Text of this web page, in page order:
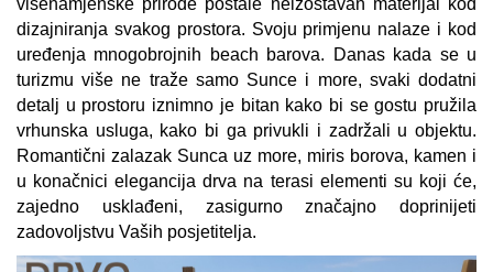
dizajniranja svakog prostora. Svoju primjenu nalaze i kod
uređenja mnogobrojnih beach barova. Danas kada se u
turizmu više ne traže samo Sunce i more, svaki dodatni
detalj u prostoru iznimno je bitan kako bi se gostu pružila
vrhunska usluga, kako bi ga privukli i zadržali u objektu.
Romantični zalazak Sunca uz more, miris borova, kamen i
u konačnici elegancija drva na terasi elementi su koji će,
zajedno usklađeni, zasigurno značajno doprinijeti
zadovoljstvu Vaših posjetitelja.